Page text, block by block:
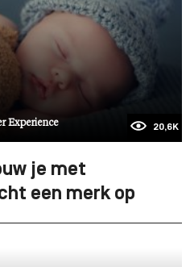
Experience 20,6K
je met
een merk op